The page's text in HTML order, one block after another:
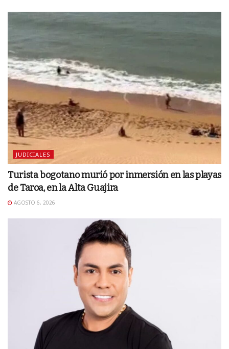
JUDICIALES
Turista bogotano murió por inmersión en las playas
de Taroa, en la Alta Guajira
AGOSTO 6, 2026